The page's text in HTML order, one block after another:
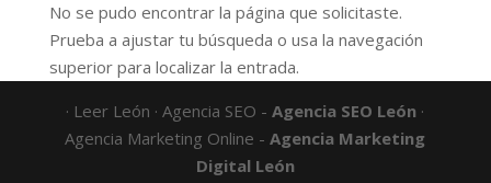
No se pudo encontrar la página que solicitaste.
Prueba a ajustar tu búsqueda o usa la navegación
superior para localizar la entrada.
· Leer León · Agencia SEO -Agencia SEO León ·
Agencia Marketing Online -Agencia Marketing
Digital León